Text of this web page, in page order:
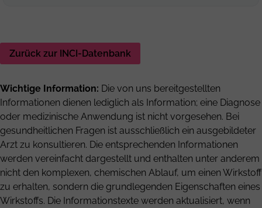
Zurück zur INCI-Datenbank
Wichtige Information: Die von uns bereitgestellten
Informationen dienen lediglich als Information; eine Diagnose
oder medizinische Anwendung ist nicht vorgesehen. Bei
gesundheitlichen Fragen ist ausschließlich ein ausgebildeter
Arzt zu konsultieren. Die entsprechenden Informationen
werden vereinfacht dargestellt und enthalten unter anderem
nicht den komplexen, chemischen Ablauf, um einen Wirkstoff
zu erhalten, sondern die grundlegenden Eigenschaften eines
Wirkstoffs. Die Informationstexte werden aktualisiert, wenn